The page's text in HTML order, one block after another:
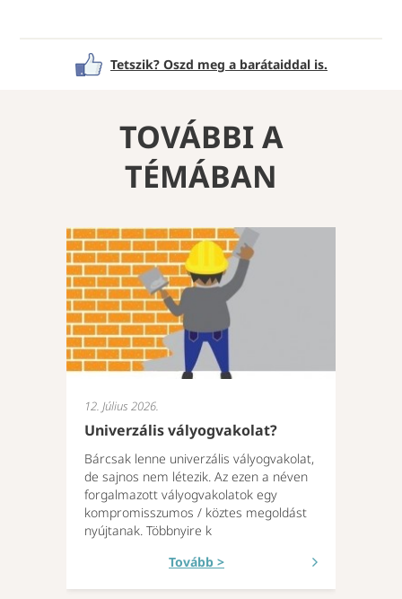
Tetszik? Oszd meg a barátaiddal is.
TOVÁBBI A
TÉMÁBAN
12. Július 2026.
Univerzális vályogvakolat?
Bárcsak lenne univerzális vályogvakolat,
de sajnos nem létezik. Az ezen a néven
forgalmazott vályogvakolatok egy
kompromisszumos / köztes megoldást
nyújtanak. Többnyire k
Tovább >